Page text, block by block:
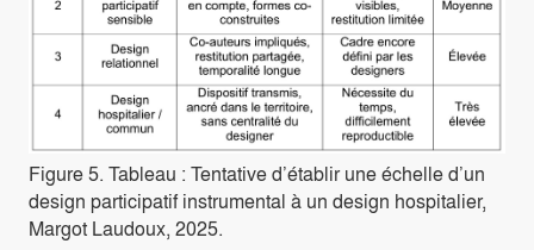
Figure 5. Tableau : Tentative d’établir une échelle d’un
design participatif instrumental à un design hospitalier,
Margot Laudoux, 2025.